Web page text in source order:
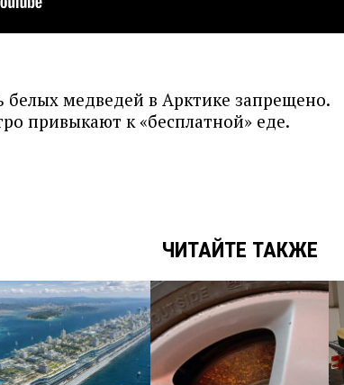
медведей в Арктике запрещено.
привыкают к «бесплатной» еде.
ЧИТАЙТЕ ТАКЖЕ